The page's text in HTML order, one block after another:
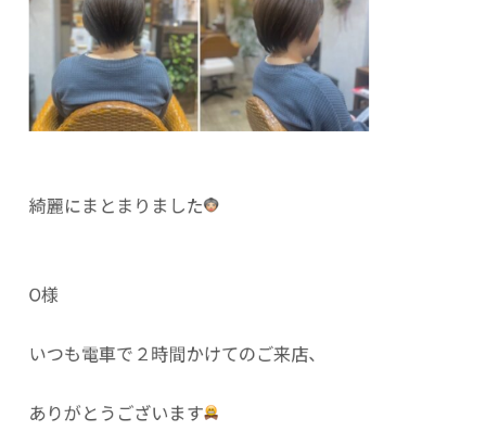
綺麗にまとまりました
O様
いつも電車で２時間かけてのご来店、
ありがとうございます